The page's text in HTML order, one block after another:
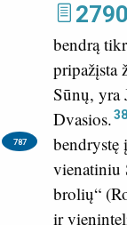
2790
bendrą
pripažįsta
Sūnų, yra
Dvasios.38
bendrystę
787
vienatiniu
brolių“ (
ir